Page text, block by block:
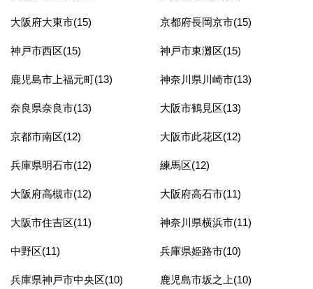
大阪府大東市(15) 京都府長岡京市(15)
神戸市西区(15) 神戸市東灘区(15)
鹿児島市上福元町(13) 神奈川県川崎市(13)
奈良県奈良市(13) 大阪市鶴見区(13)
京都市南区(12) 大阪市此花区(12)
兵庫県明石市(12) 練馬区(12)
大阪府高槻市(12) 大阪府高石市(11)
大阪市住吉区(11) 神奈川県横浜市(11)
中野区(11) 兵庫県姫路市(10)
兵庫県神戸市中央区(10) 鹿児島市坂之上(10)